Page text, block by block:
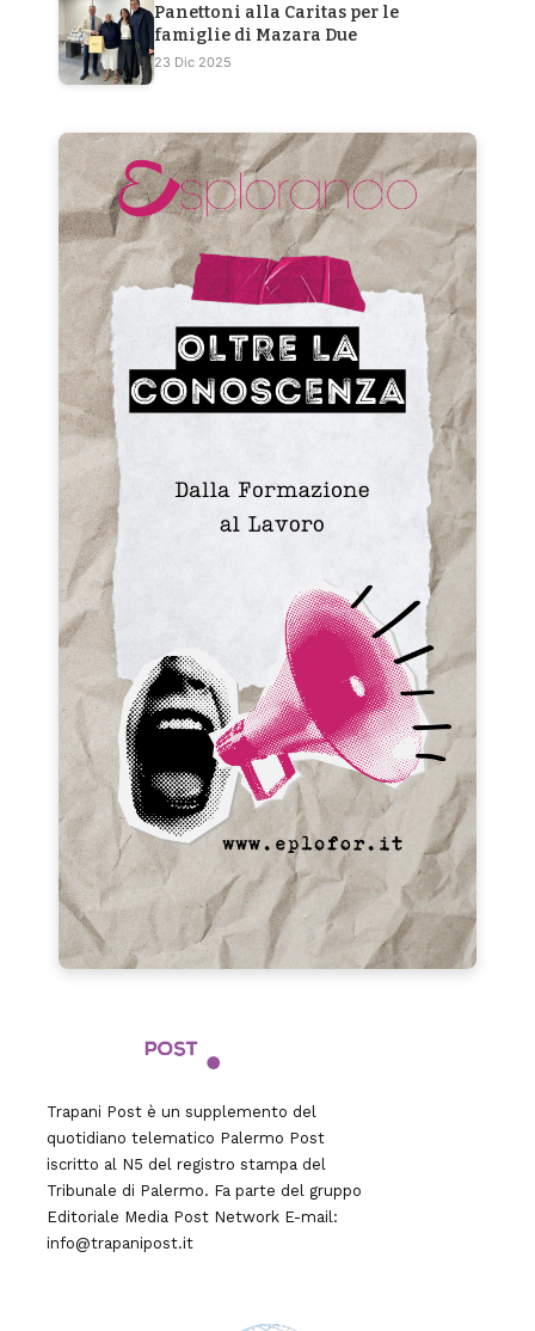
Panettoni alla Caritas per le
famiglie di Mazara Due
23 Dic 2025
Trapani Post è un supplemento del
quotidiano telematico Palermo Post
iscritto al N5 del registro stampa del
Tribunale di Palermo. Fa parte del gruppo
Editoriale Media Post Network E-mail:
info@trapanipost.it